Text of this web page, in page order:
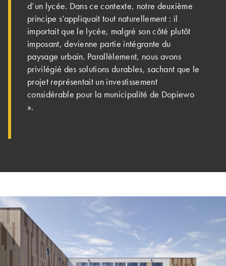
d’un lycée. Dans ce contexte, notre deuxième
principe s’appliquait tout naturellement : il
importait que le lycée, malgré son côté plutôt
imposant, devienne partie intégrante du
paysage urbain. Parallèlement, nous avons
privilégié des solutions durables, sachant que le
projet représentait un investissement
considérable pour la municipalité de Dopiewo
».